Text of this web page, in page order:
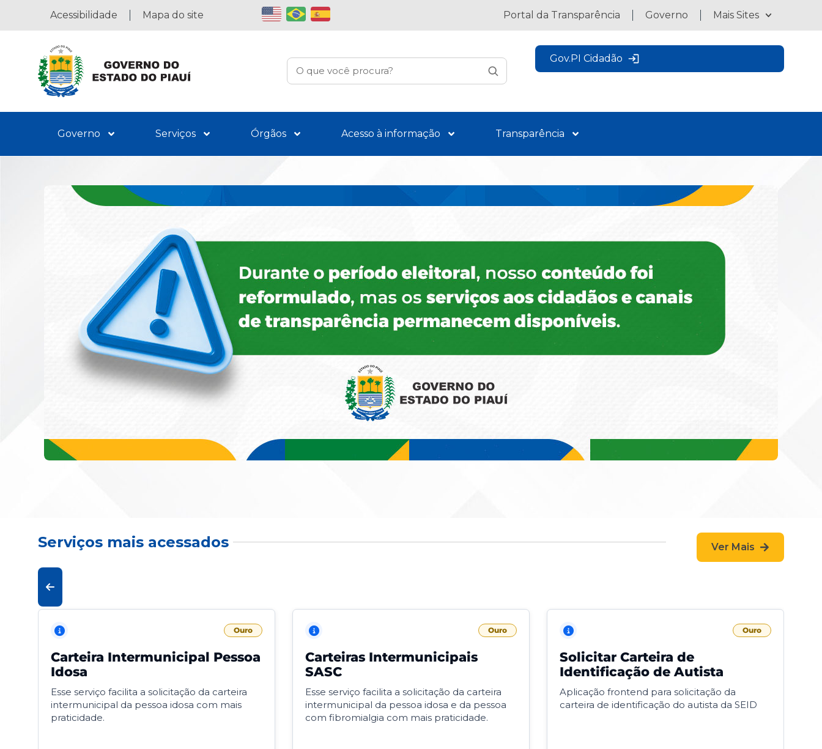
Acessibilidade Mapa do site Portal da Transparência Governo Mais Sites
Gov.PI Cidadão
Governo Serviços Órgãos Acesso à informação Transparência
Serviços mais acessados Ver Mais
Ouro
Carteira Intermunicipal Pessoa
Idosa
Esse serviço facilita a solicitação da carteira
intermunicipal da pessoa idosa com mais
praticidade.
Ouro
Carteiras Intermunicipais
SASC
Esse serviço facilita a solicitação da carteira
intermunicipal da pessoa idosa e da pessoa
com fibromialgia com mais praticidade.
Ouro
Solicitar Carteira de
Identificação de Autista
Aplicação frontend para solicitação da
carteira de identificação do autista da SEID